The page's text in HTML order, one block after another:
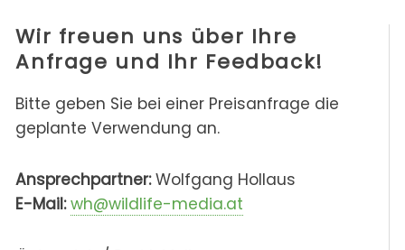
Wir freuen uns über Ihre
Anfrage und Ihr Feedback!
Bitte geben Sie bei einer Preisanfrage die
geplante Verwendung an.
Ansprechpartner:Wolfgang Hollaus
E-Mail: wh@wildlife-media.at